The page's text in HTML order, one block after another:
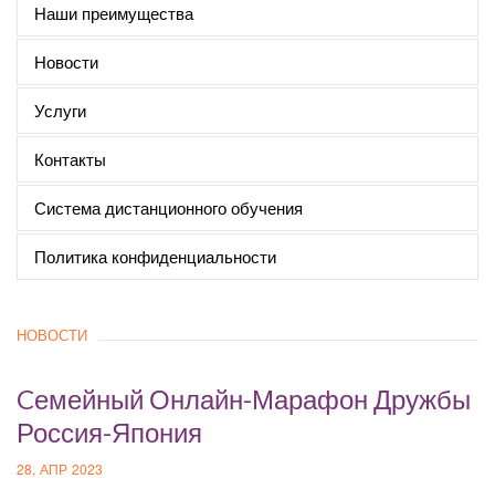
Наши преимущества
Новости
Услуги
Контакты
Система дистанционного обучения
Политика конфиденциальности
НОВОСТИ
Cемейный Онлайн-Марафон Дружбы
Россия-Япония
28, АПР 2023